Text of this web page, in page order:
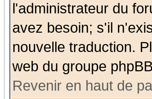
l'administrateur du
avez besoin; s'il
nouvelle traduction.
web du groupe
Revenir en haut de